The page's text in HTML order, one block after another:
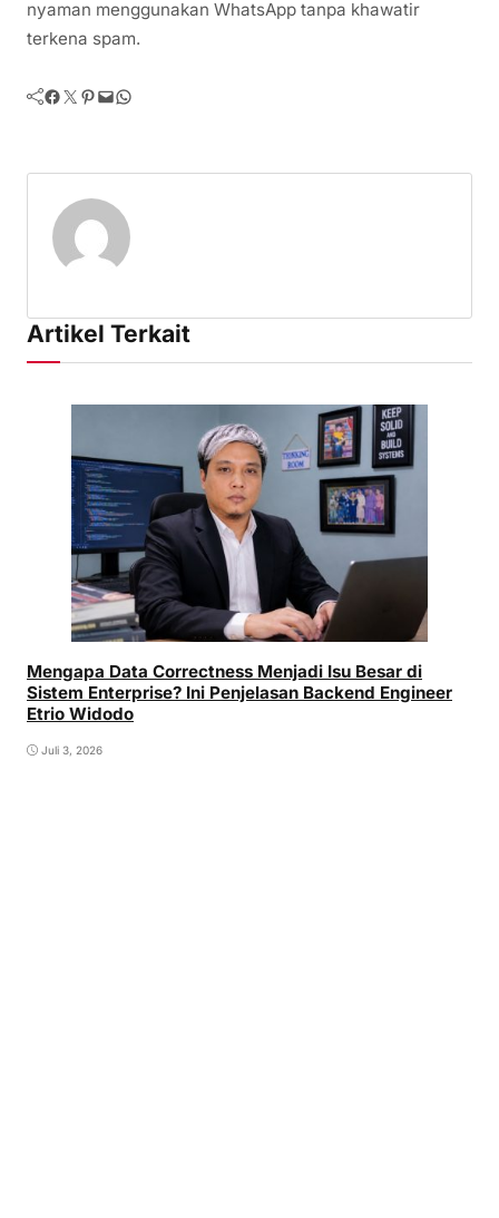
nyaman menggunakan WhatsApp tanpa khawatir
terkena spam.
Facebook Twitter Pinterest Mail WhatsApp
Artikel Terkait
Mengapa Data Correctness Menjadi Isu Besar di
Sistem Enterprise? Ini Penjelasan Backend Engineer
Etrio Widodo
Juli 3, 2026